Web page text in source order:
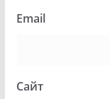
Email
Сайт